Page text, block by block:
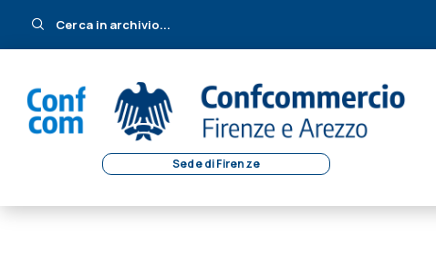
Cerca in archivio...
Sede di Firenze